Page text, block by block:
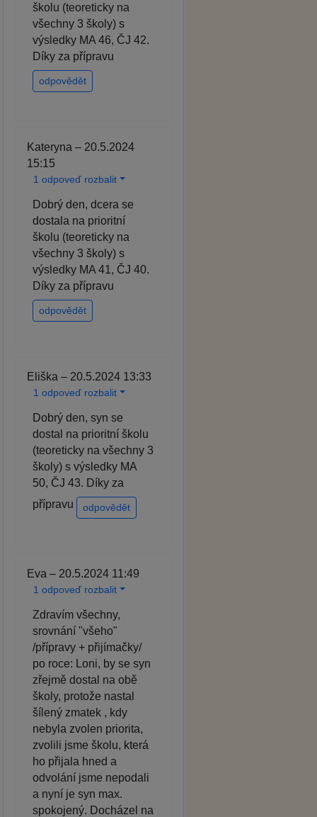
školu (teoreticky na
všechny 3 školy) s
výsledky MA 46, ČJ 42.
Díky za přípravu
odpovědět
Kateryna – 20.5.2024
15:15
1 odpoveď rozbalit
Dobrý den, dcera se
dostala na prioritní
školu (teoreticky na
všechny 3 školy) s
výsledky MA 41, ČJ 40.
Díky za přípravu
odpovědět
Eliška – 20.5.2024 13:33
1 odpoveď rozbalit
Dobrý den, syn se
dostal na prioritní školu
(teoreticky na všechny 3
školy) s výsledky MA
50, ČJ 43. Díky za
přípravu
odpovědět
Eva – 20.5.2024 11:49
1 odpoveď rozbalit
Zdravím všechny,
srovnání "všeho"
/přípravy + přijímačky/
po roce: Loni, by se syn
zřejmě dostal na obě
školy, protože nastal
šílený zmatek , kdy
nebyla zvolen priorita,
zvolili jsme školu, která
ho přijala hned a
odvolání jsme nepodali
a nyní je syn max.
spokojený. Docházel na